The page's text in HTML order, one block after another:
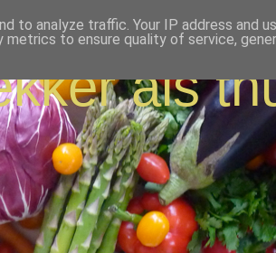
als
to analyze traffic. Your IP address and
to ensure quality of service,